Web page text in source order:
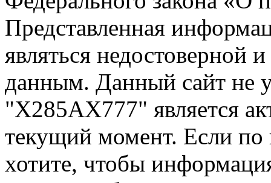
Представленная
являться недостоверной
данным. Данный сайт не
"Х285АХ777" является
текущий момент. Если
хотите, чтобы